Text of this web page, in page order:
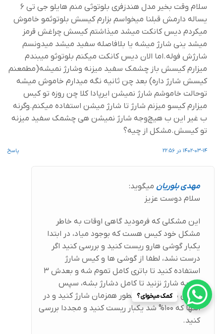
سلام وقت بخیر مدل هندزفری بلوتوثی منم هایلو جی تی ۶
یساله دارمش قبلنا میخواسم بزارم کیسش بلوتوثمو خاموش
میکردم دیس کانکت میشد میذاشتم کیسش چراغش قرمز
میشد ینی شارژ میشه یا بلافاصله سفید میشد میدونسم
شارژش فوله.اما الان دیس کانکت میکنم بلوتوثو میبندم
میزارم کیسش باز چشمک سفید میزنه و‌شارژ نمیشه(مطمعنم
کیسش شارژ داره) بعد چن ثانیه نگه میدارم خاموش میشه
تو‌حالت خاموشم شارژ نمیشن ایرپادا کلا چن روزه تو کیس
میزارم کیسو میزنم شارژ تا شارژ میشن استفاده میکنم.وگرنه
ب غیر این ب هیچ‌وجه شارژ نمیشن هی چشمک سفید میزنه
تو کیسش.مشکل از چیه؟
1402-03-14 در 22:56 پاسخ
مهدی بلوریان میگوید:
سلام دوست عزیز
این مشکلی که فرمودید گاهی اوقات به خاطر
مشکل خود کیس هست که بوجود میاد، در ابتدا
یکبار گوشی هارو ریست کنید و بررسی کنید اگر
درست نشد، لطفا از گوشی ها و کیس شارژ
استفاده کنید تا باتری کامل تموم شه و بعدش 3
روز به شارژ نزنید تا کامل دشارژ بشه، سپس
گوشی ها و کیس رو بطور همزمان شارژ کنید و در
انتها که 100% شد یکبار ریست کنید و مجددا بررسی
کنید.
کمک میخوای؟